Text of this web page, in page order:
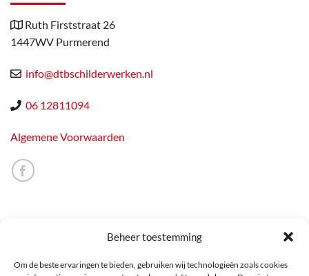
Beheer toestemming
Om de beste ervaringen te bieden, gebruiken wij technologieën zoals cookies
Ruth Firststraat 26
1447WV Purmerend
info@dtbschilderwerken.nl
06 12811094
Algemene Voorwaarden